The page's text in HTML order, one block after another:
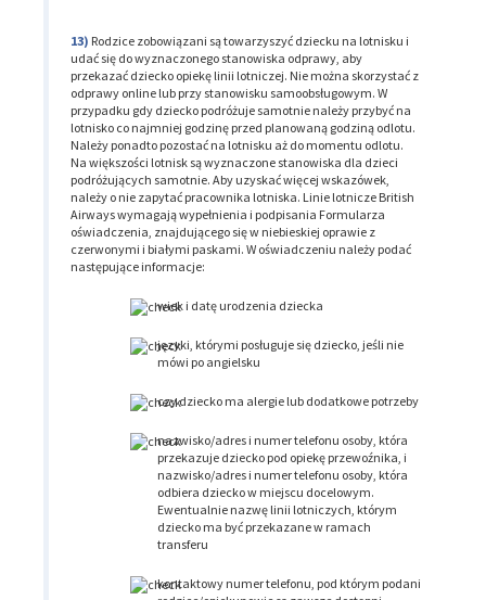
Rodzice zobowiązani są towarzyszyć dziecku na lotnisku i
udać się do wyznaczonego stanowiska odprawy, aby
przekazać dziecko opiekę linii lotniczej. Nie można skorzystać z
odprawy online lub przy stanowisku samoobsługowym. W
przypadku gdy dziecko podróżuje samotnie należy przybyć na
lotnisko co najmniej godzinę przed planowaną godziną odlotu.
Należy ponadto pozostać na lotnisku aż do momentu odlotu.
Na większości lotnisk są wyznaczone stanowiska dla dzieci
podróżujących samotnie. Aby uzyskać więcej wskazówek,
należy o nie zapytać pracownika lotniska. Linie lotnicze British
Airways wymagają wypełnienia i podpisania Formularza
oświadczenia, znajdującego się w niebieskiej oprawie z
czerwonymi i białymi paskami. W oświadczeniu należy podać
następujące informacje:
wiek i datę urodzenia dziecka
języki, którymi posługuje się dziecko, jeśli nie
mówi po angielsku
czy dziecko ma alergie lub dodatkowe potrzeby
nazwisko/adres i numer telefonu osoby, która
przekazuje dziecko pod opiekę przewoźnika, i
nazwisko/adres i numer telefonu osoby, która
odbiera dziecko w miejscu docelowym.
Ewentualnie nazwę linii lotniczych, którym
dziecko ma być przekazane w ramach
transferu
kontaktowy numer telefonu, pod którym podani